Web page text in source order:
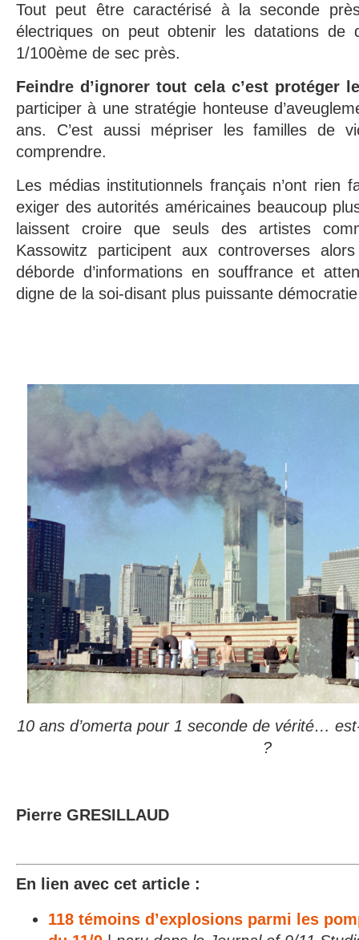
Tout peut être caractérisé à la seconde
électriques on peut obtenir les datations de
1/100ème de sec près.
Feindre d’ignorer tout cela c’est protéger
participer à une stratégie honteuse
ans. C’est aussi mépriser les familles de
comprendre.
Les médias institutionnels français n’ont rien
exiger des autorités américaines beaucoup
laissent croire que seuls des artistes
Kassowitz participent aux controverses
déborde d’informations en souffrance et
digne de la soi-disant plus puissante
10 ans d’omerta pour 1 seconde de vérité…
?
Pierre GRESILLAUD
En lien avec cet article :
118 témoins d’explosions parmi les